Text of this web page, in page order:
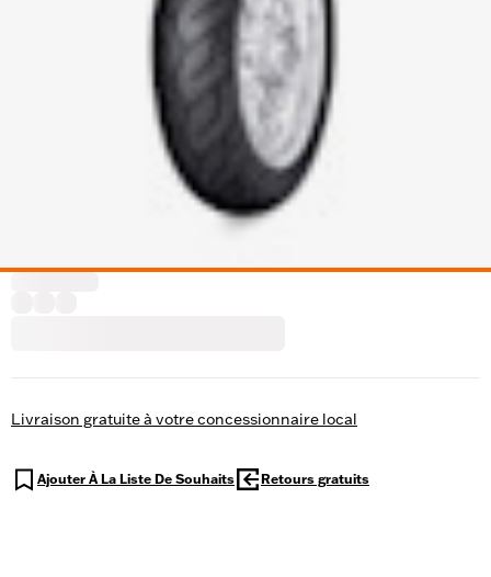
Livraison gratuite à votre concessionnaire local
Ajouter À La Liste De Souhaits Retours gratuits